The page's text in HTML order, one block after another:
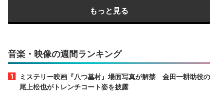
もっと見る
音楽・映像の週間ランキング
ミステリー映画『八つ墓村』場面写真が解禁 金田一耕助役の
尾上松也がトレンチコート姿を披露